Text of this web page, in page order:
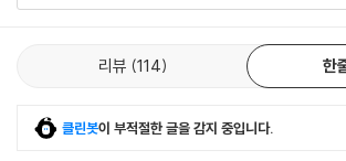
리뷰 114 한
클린봇이 부적절한 글을 감지 중입니다.